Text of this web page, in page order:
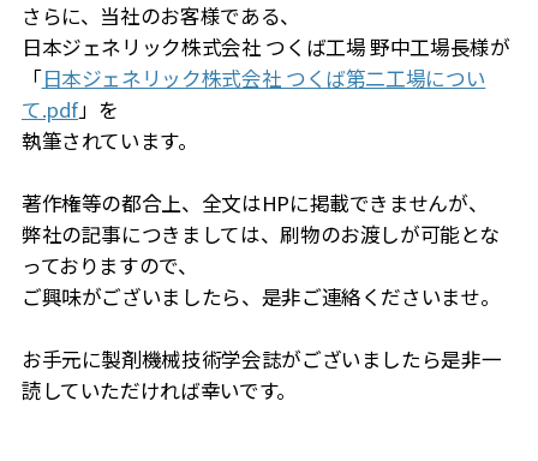
さらに、当社のお客様である、
日本ジェネリック株式会社 つくば工場 野中工場長様が
「日本ジェネリック株式会社 つくば第二工場につい
て.pdf」を
執筆されています。
著作権等の都合上、全文はHPに掲載できませんが、
弊社の記事につきましては、刷物のお渡しが可能とな
っておりますので、
ご興味がございましたら、是非ご連絡くださいませ。
お手元に製剤機械技術学会誌がございましたら是非一
読していただければ幸いです。